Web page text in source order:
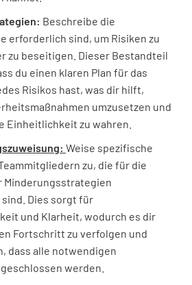
Beschreibe die
erforderlich sind, um Risiken zu
zu beseitigen. Dieser Bestandteil
du einen klaren Plan für das
Risikos hast, was dir hilft,
umzusetzen und
Einheitlichkeit zu wahren.
Weise spezifische
zu, die für die
Minderungsstrategien
Dies sorgt für
und Klarheit, wodurch es dir
Fortschritt zu verfolgen und
dass alle notwendigen
werden.
K.A.
der manuellen
K.A.